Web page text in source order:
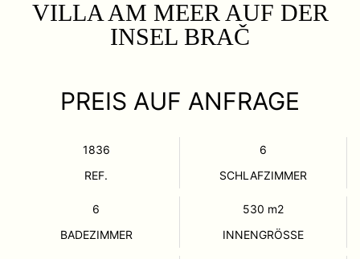
VILLA AM MEER AUF DER
INSEL BRAČ
PREIS AUF ANFRAGE
1836
REF.
6
SCHLAFZIMMER
6
BADEZIMMER
530 m2
INNENGRÖSSE